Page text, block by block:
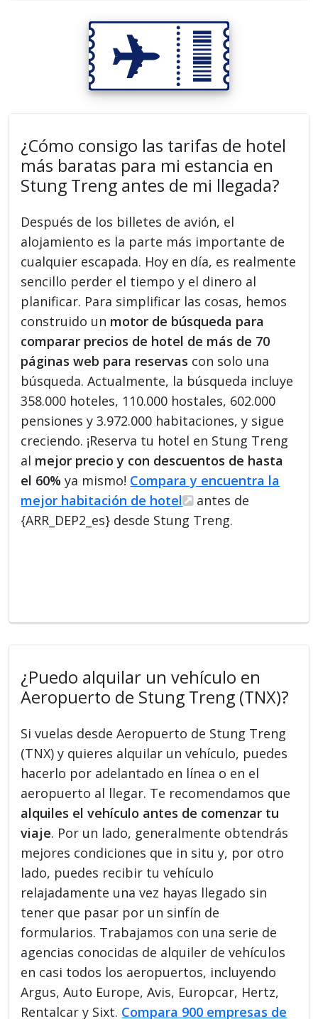
¿Cómo consigo las tarifas de hotel
más baratas para mi estancia en
Stung Treng antes de mi llegada?
Después de los billetes de avión, el
alojamiento es la parte más importante de
cualquier escapada. Hoy en día, es realmente
sencillo perder el tiempo y el dinero al
planificar. Para simplificar las cosas, hemos
construido un motor de búsqueda para
comparar precios de hotel de más de 70
páginas web para reservas con solo una
búsqueda. Actualmente, la búsqueda incluye
358.000 hoteles, 110.000 hostales, 602.000
pensiones y 3.972.000 habitaciones, y sigue
creciendo. ¡Reserva tu hotel en Stung Treng
al mejor precio y con descuentos de hasta
el 60% ya mismo! Compara y encuentra la
mejor habitación de hotel
antes de
{ARR_DEP2_es} desde Stung Treng.
¿Puedo alquilar un vehículo en
Aeropuerto de Stung Treng (TNX)?
Si vuelas desde Aeropuerto de Stung Treng
(TNX) y quieres alquilar un vehículo, puedes
hacerlo por adelantado en línea o en el
aeropuerto al llegar. Te recomendamos que
alquiles el vehículo antes de comenzar tu
viaje. Por un lado, generalmente obtendrás
mejores condiciones que in situ y, por otro
lado, puedes recibir tu vehículo
relajadamente una vez hayas llegado sin
tener que pasar por un sinfín de
formularios. Trabajamos con una serie de
agencias conocidas de alquiler de vehículos
en casi todos los aeropuertos, incluyendo
Argus, Auto Europe, Avis, Europcar, Hertz,
Rentalcar y Sixt. Compara 900 empresas de